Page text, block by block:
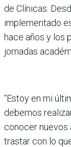
de Clínicas.
implemen­tado
hace años y los
jornadas
“Estoy en mi
debemos
conocer
trastar con lo